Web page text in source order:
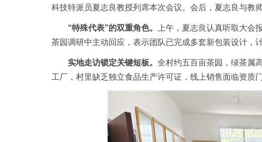
科技特派员夏志良教授列席本次会议。会后，夏志良与教
“特殊代表”的双重角色。
上午，夏志良认真听取大会
茶园调研中主动回应，表示团队已完成多套新包装设计，
实地走访锁定关键短板。 全村约五百亩茶园，绿茶属
工厂，村里缺乏独立食品生产许可证，线上销售面临资质